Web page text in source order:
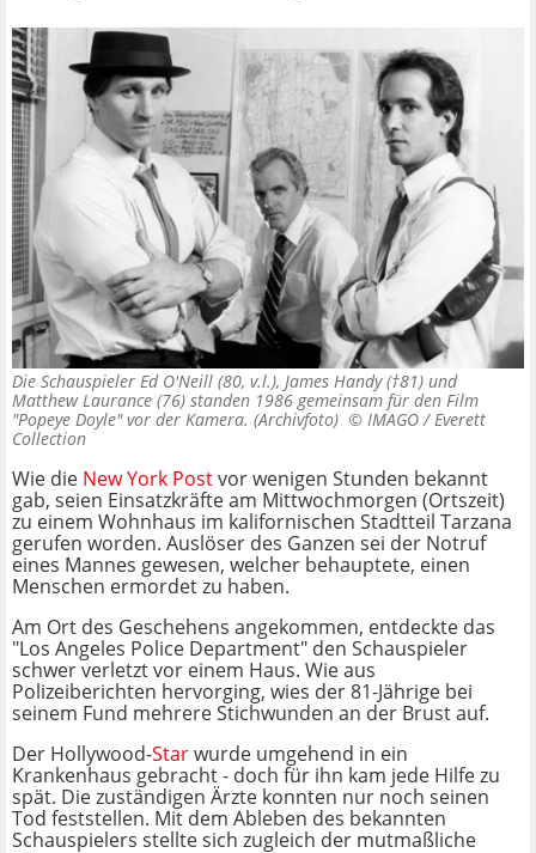
Die Schauspieler Ed O'Neill (80, v.l.), James Handy (†81) und
Matthew Laurance (76) standen 1986 gemeinsam für den Film
"Popeye Doyle" vor der Kamera. (Archivfoto) © IMAGO / Everett
Collection
Wie die New York Postvor wenigen Stunden bekannt
gab, seien Einsatzkräfte am Mittwochmorgen (Ortszeit)
zu einem Wohnhaus im kalifornischen Stadtteil Tarzana
gerufen worden. Auslöser des Ganzen sei der Notruf
eines Mannes gewesen, welcher behauptete, einen
Menschen ermordet zu haben.
Am Ort des Geschehens angekommen, entdeckte das
"Los Angeles Police Department" den Schauspieler
schwer verletzt vor einem Haus. Wie aus
Polizeiberichten hervorging, wies der 81-Jährige bei
seinem Fund mehrere Stichwunden an der Brust auf.
Der Hollywood-Starwurde umgehend in ein
Krankenhaus gebracht - doch für ihn kam jede Hilfe zu
spät. Die zuständigen Ärzte konnten nur noch seinen
Tod feststellen. Mit dem Ableben des bekannten
Schauspielers stellte sich zugleich der mutmaßliche